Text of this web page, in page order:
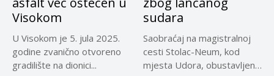
Visokom
U Visokom je 5. jula 2025.
godine zvanično otvoreno
gradilište na dionici...
sudara
Saobraćaj na magistralnoj
cesti Stolac-Neum, kod
mjesta Udora, obustavljen